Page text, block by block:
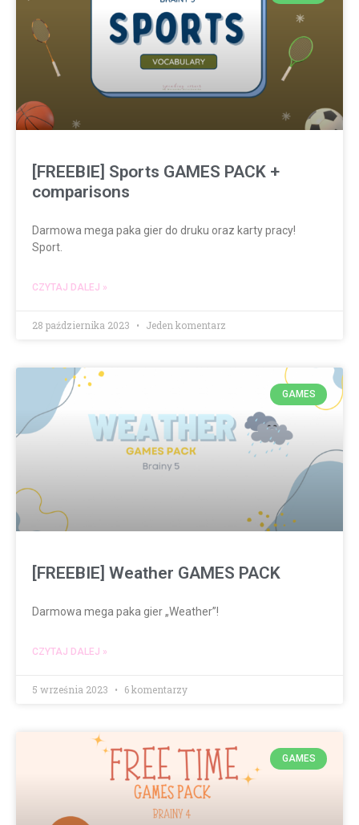
[FREEBIE] Sports GAMES PACK +
comparisons
Darmowa mega paka gier do druku oraz karty pracy!
Sport.
CZYTAJ DALEJ »
28 października 2023 Jeden komentarz
GAMES
[FREEBIE] Weather GAMES PACK
Darmowa mega paka gier „Weather”!
CZYTAJ DALEJ »
5 września 2023 6 komentarzy
GAMES